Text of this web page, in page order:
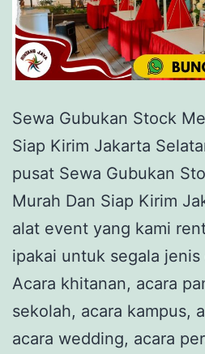
Sewa Gubukan Stock
Siap Kirim Jakarta
pusat Sewa Gubukan
Murah Dan Siap Kirim
alat event yang kami
ipakai untuk segala
Acara khitanan, acara
sekolah, acara kampus,
acara wedding, acara